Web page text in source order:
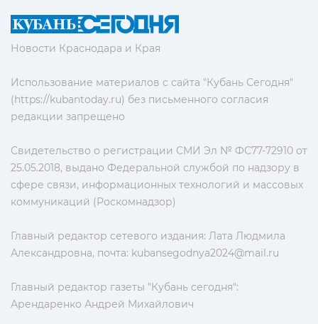
Новости Краснодара и Края
Использование материалов с сайта "Кубань Сегодня"
(https://kubantoday.ru) без письменного согласия
редакции запрещено
Свидетельство о регистрации СМИ Эл № ФС77-72910 от
25.05.2018, выдано Федеральной службой по надзору в
сфере связи, информационных технологий и массовых
коммуникаций (Роскомнадзор)
Главный редактор сетевого издания: Лата Людмила
Александровна, почта: kubansegodnya2024@mail.ru
Главный редактор газеты "Кубань сегодня":
Арендаренко Андрей Михайлович